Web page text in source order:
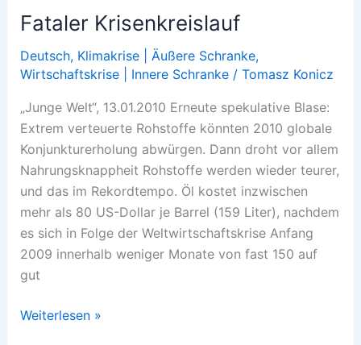
Fataler Krisenkreislauf
Deutsch, Klimakrise | Äußere Schranke,
Wirtschaftskrise | Innere Schranke/ Tomasz Konicz
„Junge Welt“, 13.01.2010 Erneute spekulative Blase:
Extrem verteuerte Rohstoffe könnten 2010 globale
Konjunkturerholung abwürgen. Dann droht vor allem
Nahrungsknappheit Rohstoffe werden wieder teurer,
und das im Rekordtempo. Öl kostet inzwischen
mehr als 80 US-Dollar je Barrel (159 Liter), nachdem
es sich in Folge der Weltwirtschaftskrise Anfang
2009 innerhalb weniger Monate von fast 150 auf
gut
Fataler
Weiterlesen »